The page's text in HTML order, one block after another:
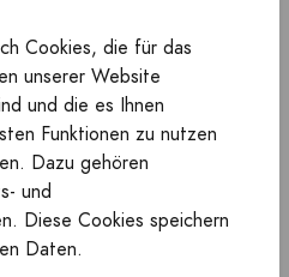
Anzeige
Bei aerosus
Opel Movano B
(X62) 2010-2021
Luftfederungs-
Ventilblock
Cookies, die für das
unserer Website
und die es Ihnen
Funktionen zu nutzen
Dazu gehören
und
Diese Cookies speichern
Daten.